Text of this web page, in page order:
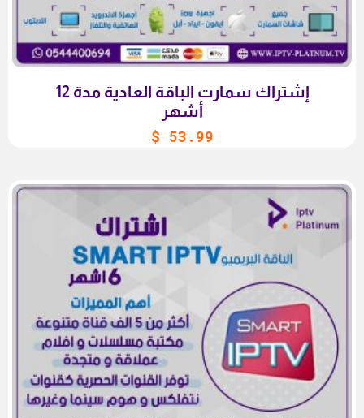
إشتراك سمارت الباقة العادية مدة 12
أشهر
$ 53.99